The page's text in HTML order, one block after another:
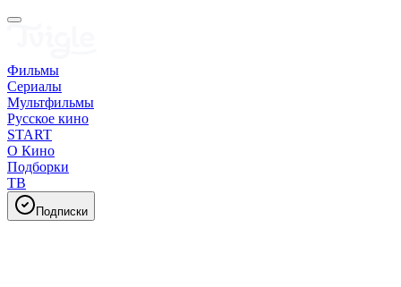
Фильмы
Сериалы
Мультфильмы
Русское кино
START
О Кино
Подборки
ТВ
Подписки